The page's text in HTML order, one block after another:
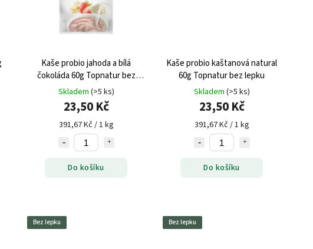
Kaše probio jahoda a bílá
čokoláda 60g Topnatur bez
lepku
Skladem (>5 ks)
23,50 Kč
391,67 Kč / 1 kg
Do košíku
Kaše probio kaštanová natural
60g Topnatur bez lepku
Skladem (>5 ks)
23,50 Kč
391,67 Kč / 1 kg
Do košíku
Bez lepku Bez lepku